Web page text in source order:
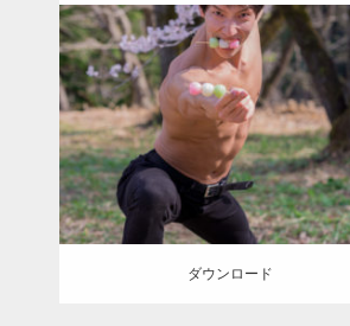
Update:2021.07.7
Category:桜とマッチョ kaichan
AKIHITO(細マッチョ) 腹筋
ダウンロード
ダウンロード